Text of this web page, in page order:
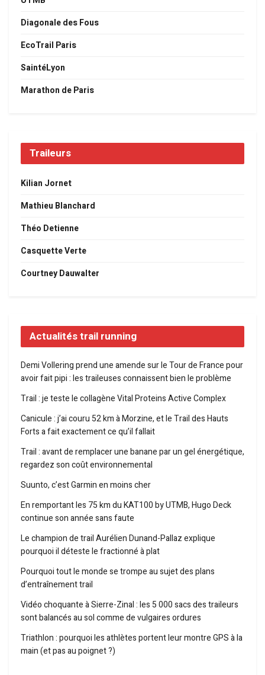
Diagonale des Fous
EcoTrail Paris
SaintéLyon
Marathon de Paris
Traileurs
Kilian Jornet
Mathieu Blanchard
Théo Detienne
Casquette Verte
Courtney Dauwalter
Actualités trail running
Demi Vollering prend une amende sur le Tour de France pour
avoir fait pipi : les traileuses connaissent bien le problème
Trail : je teste le collagène Vital Proteins Active Complex
Canicule : j’ai couru 52 km à Morzine, et le Trail des Hauts
Forts a fait exactement ce qu’il fallait
Trail : avant de remplacer une banane par un gel énergétique,
regardez son coût environnemental
Suunto, c’est Garmin en moins cher
En remportant les 75 km du KAT100 by UTMB, Hugo Deck
continue son année sans faute
Le champion de trail Aurélien Dunand-Pallaz explique
pourquoi il déteste le fractionné à plat
Pourquoi tout le monde se trompe au sujet des plans
d’entraînement trail
Vidéo choquante à Sierre-Zinal : les 5 000 sacs des traileurs
sont balancés au sol comme de vulgaires ordures
Triathlon : pourquoi les athlètes portent leur montre GPS à la
main (et pas au poignet ?)